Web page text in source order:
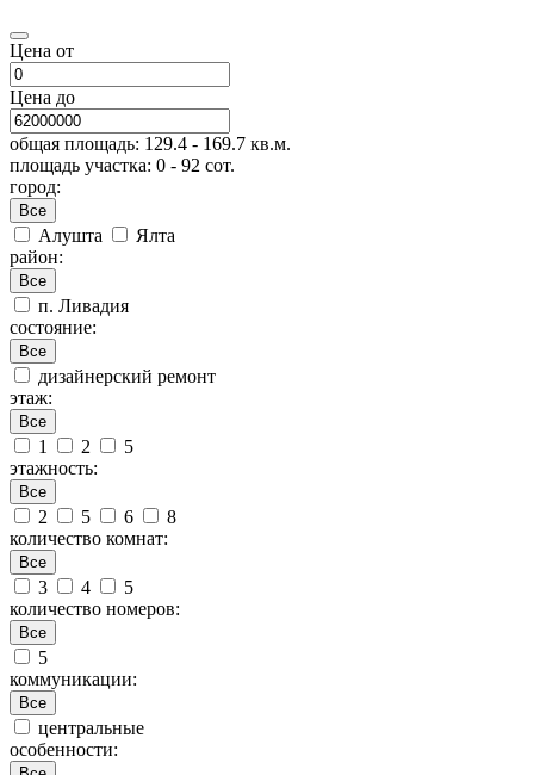
Цена от
Цена до
общая площадь: 129.4 - 169.7 кв.м.
площадь участка: 0 - 92 сот.
город:
Все
Алушта
Ялта
район:
Все
п. Ливадия
состояние:
Все
дизайнерский ремонт
этаж:
Все
1 2
5
этажность:
Все
2 5 6
8
количество комнат:
Все
3 4
5
количество номеров:
Все
5
коммуникации:
Все
центральные
особенности: